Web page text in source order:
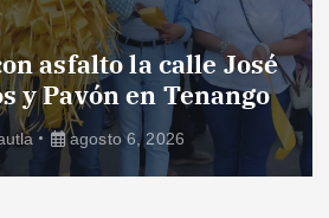
asfalto la calle José
y Pavón en Tenango
agosto 6, 2026